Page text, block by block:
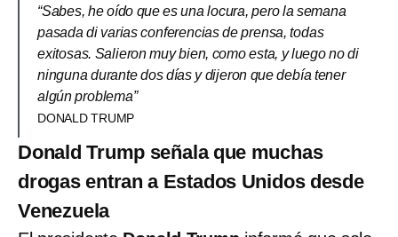
“Sabes, he oído que es una locura, pero la semana
pasada di varias conferencias de prensa, todas
exitosas. Salieron muy bien, como esta, y luego no di
ninguna durante dos días y dijeron que debía tener
algún problema”
DONALD TRUMP
Donald Trump señala que muchas
drogas entran a Estados Unidos desde
Venezuela